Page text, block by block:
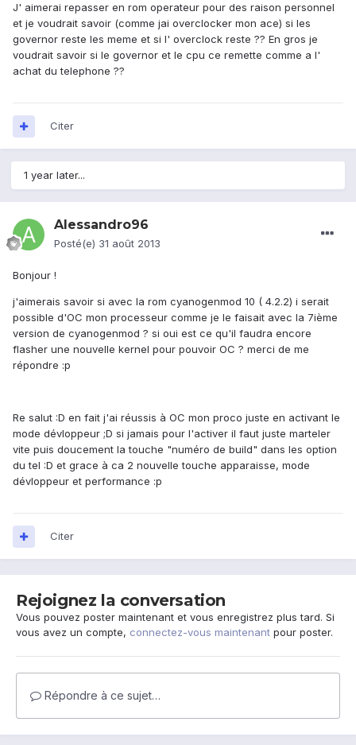
J' aimerai repasser en rom operateur pour des raison personnel
et je voudrait savoir (comme jai overclocker mon ace) si les
governor reste les meme et si l' overclock reste ?? En gros je
voudrait savoir si le governor et le cpu ce remette comme a l'
achat du telephone ??
Citer
1 year later...
Alessandro96
Posté(e) 31 août 2013
Bonjour !
j'aimerais savoir si avec la rom cyanogenmod 10 ( 4.2.2) i serait
possible d'OC mon processeur comme je le faisait avec la 7ième
version de cyanogenmod ? si oui est ce qu'il faudra encore
flasher une nouvelle kernel pour pouvoir OC ? merci de me
répondre :p
Re salut :D en fait j'ai réussis à OC mon proco juste en activant le
mode dévloppeur ;D si jamais pour l'activer il faut juste marteler
vite puis doucement la touche "numéro de build" dans les option
du tel :D et grace à ca 2 nouvelle touche apparaisse, mode
dévloppeur et performance :p
Citer
Rejoignez la conversation
Vous pouvez poster maintenant et vous enregistrez plus tard. Si
vous avez un compte, connectez-vous maintenant pour poster.
Répondre à ce sujet…